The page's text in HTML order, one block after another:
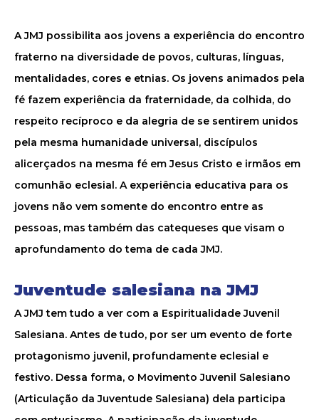
A JMJ possibilita aos jovens a experiência do encontro
fraterno na diversidade de povos, culturas, línguas,
mentalidades, cores e etnias. Os jovens animados pela
fé fazem experiência da fraternidade, da colhida, do
respeito recíproco e da alegria de se sentirem unidos
pela mesma humanidade universal, discípulos
alicerçados na mesma fé em Jesus Cristo e irmãos em
comunhão eclesial. A experiência educativa para os
jovens não vem somente do encontro entre as
pessoas, mas também das catequeses que visam o
aprofundamento do tema de cada JMJ.
Juventude salesiana na JMJ
A JMJ tem tudo a ver com a Espiritualidade Juvenil
Salesiana. Antes de tudo, por ser um evento de forte
protagonismo juvenil, profundamente eclesial e
festivo. Dessa forma, o Movimento Juvenil Salesiano
(Articulação da Juventude Salesiana) dela participa